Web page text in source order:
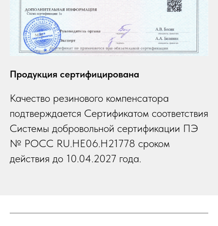
Продукция сертифицирована
Качество резинового компенсатора
подтверждается Сертификатом соответствия
Системы добровольной сертификации ПЭ
№ РОСС RU.НЕ06.Н21778 сроком
действия до 10.04.2027 года.